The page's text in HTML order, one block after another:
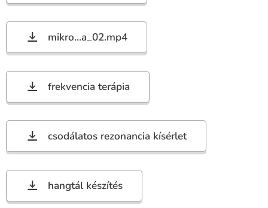
mikro...a_02.mp4
frekvencia terápia
csodálatos rezonancia kísérlet
hangtál készítés